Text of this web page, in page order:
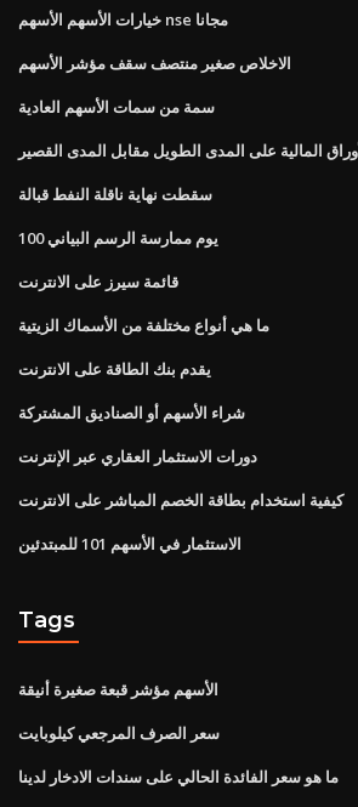
خيارات الأسهم الأسهم nse مجانا
الاخلاص صغير منتصف سقف مؤشر الأسهم
سمة من سمات الأسهم العادية
المالية على المدى الطويل مقابل المدى القصير
سقطت نهاية ناقلة النفط قبالة
100 يوم ممارسة الرسم البياني
قائمة سيرز على الانترنت
ما هي أنواع مختلفة من الأسماك الزيتية
يقدم بنك الطاقة على الانترنت
شراء الأسهم أو الصناديق المشتركة
دورات الاستثمار العقاري عبر الإنترنت
كيفية استخدام بطاقة الخصم المباشر على الانترنت
الاستثمار في الأسهم 101 للمبتدئين
Tags
الأسهم مؤشر قبعة صغيرة أنيقة
سعر الصرف المرجعي كيلوبايت
ما هو سعر الفائدة الحالي على سندات الادخار لدينا